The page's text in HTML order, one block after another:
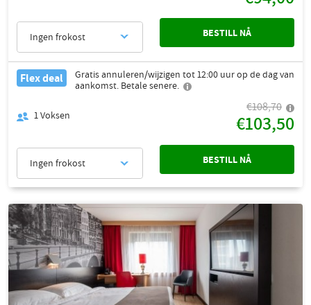
Ingen frokost BESTILL NÅ
Flex deal
Gratis annuleren/wijzigen tot 12:00 uur op de dag van
aankomst. Betale senere.
1Voksen
€108,70
€103,50
Ingen frokost BESTILL NÅ